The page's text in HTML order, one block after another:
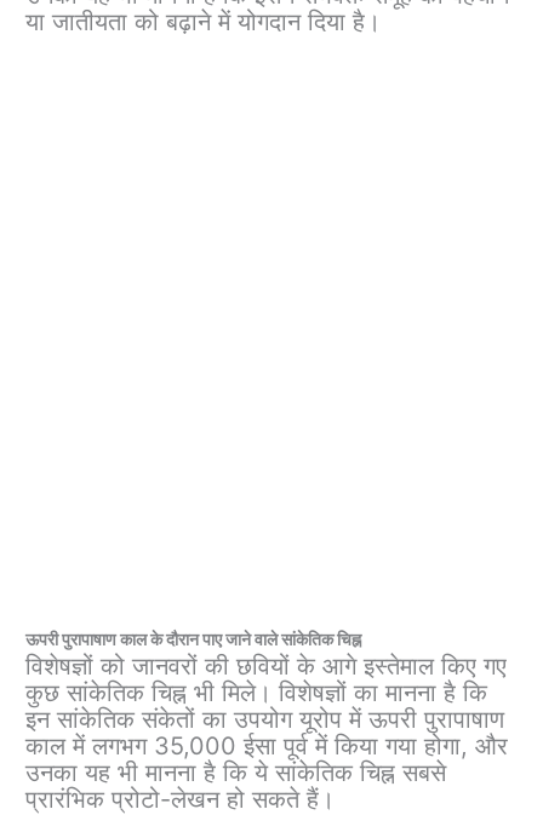
या जातीयता को बढ़ाने में योगदान दिया है।
ऊपरी पुरापाषाण काल ​​के दौरान पाए जाने वाले सांकेतिक चिह्न
विशेषज्ञों को जानवरों की छवियों के आगे इस्तेमाल किए गए
कुछ सांकेतिक चिह्न भी मिले। विशेषज्ञों का मानना ​​है कि
इन सांकेतिक संकेतों का उपयोग यूरोप में ऊपरी पुरापाषाण
काल ​​में लगभग 35,000 ईसा पूर्व में किया गया होगा, और
उनका यह भी मानना ​​है कि ये सांकेतिक चिह्न सबसे
प्रारंभिक प्रोटो-लेखन हो सकते हैं।